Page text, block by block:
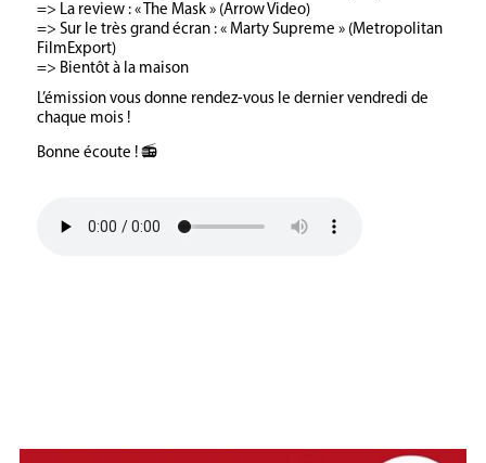
=> La review : « The Mask » (Arrow Video)
=> Sur le très grand écran : « Marty Supreme » (Metropolitan
FilmExport)
=> Bientôt à la maison
L’émission vous donne rendez-vous le dernier vendredi de
chaque mois !
Bonne écoute ! 📻